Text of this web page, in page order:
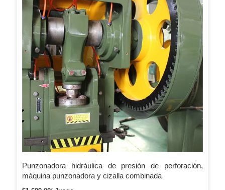
Punzonadora hidráulica de presión de perforación,
máquina punzonadora y cizalla combinada